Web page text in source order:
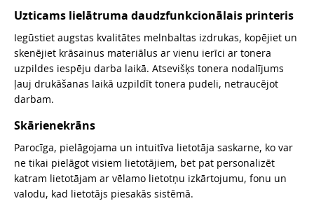
Uzticams lielātruma daudzfunkcionālais printeris
Iegūstiet augstas kvalitātes melnbaltas izdrukas, kopējiet un
skenējiet krāsainus materiālus ar vienu ierīci ar tonera
uzpildes iespēju darba laikā. Atsevišķs tonera nodalījums
ļauj drukāšanas laikā uzpildīt tonera pudeli, netraucējot
darbam.
Skārienekrāns
Parocīga, pielāgojama un intuitīva lietotāja saskarne, ko var
ne tikai pielāgot visiem lietotājiem, bet pat personalizēt
katram lietotājam ar vēlamo lietotņu izkārtojumu, fonu un
valodu, kad lietotājs piesakās sistēmā.